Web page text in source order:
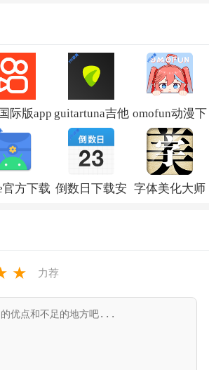
方版
际版app
下载安装
guitartuna吉他
调音器下载免
费版v7.97.0
omofun动漫下
载最新版
v1.1.73
官方下载 倒数日下载安 字体美化大师
★ 力荐